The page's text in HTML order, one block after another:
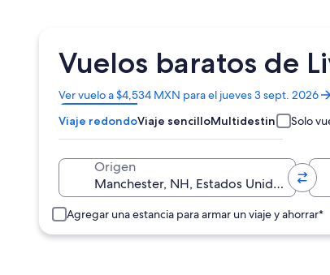
Vuelos baratos de
Ver vuelo a $4,534 MXN para el jueves 3 sept. 2026
Se
abrirá
en
una
ventana
Viaje redondoViaje sencilloMultidestino Solo
Origen
Agregar una estancia para armar un viaje y ahorrar*